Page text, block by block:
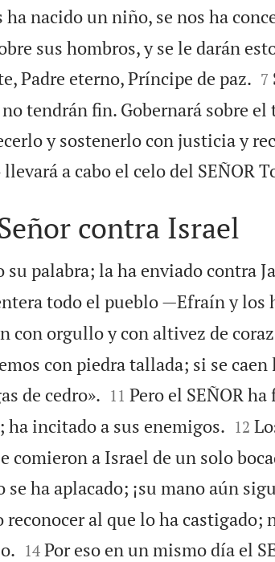
ha nacido un niño, se nos ha
sus hombros, y se le darán
Padre eterno, Príncipe de paz.
7
tendrán fin. Gobernará sobre
y sostenerlo con justicia y
a cabo el celo del SEÑOR
contra Israel
palabra; la ha enviado contra
todo el pueblo —Efraín y los
con orgullo y con altivez de
con piedra tallada; si se caen
de cedro».
11 Pero el SEÑOR
ha incitado a sus enemigos.
12
comieron a Israel de un solo
se ha aplacado; ¡su mano aún
al que lo ha castigado;

14 Por eso en un mismo día el